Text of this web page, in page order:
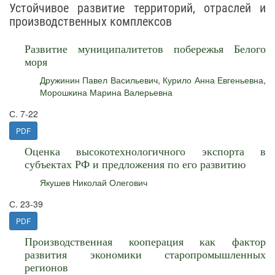
Устойчивое развитие территорий, отраслей и
производственных комплексов
Развитие муниципалитетов побережья Белого
моря
Дружинин Павел Васильевич, Курило Анна Евгеньевна,
Морошкина Марина Валерьевна
С. 7-22
PDF
Оценка высокотехнологичного экспорта в
субъектах РФ и предложения по его развитию
Якушев Николай Олегович
С. 23-39
PDF
Производственная кооперация как фактор
развития экономики старопромышленных
регионов